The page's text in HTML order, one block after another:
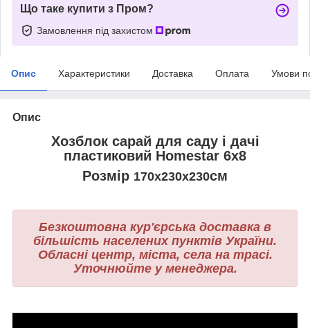
Що таке купити з Пром?
Замовлення під захистом
Опис Характеристики Доставка Оплата Умови
Опис
Хозблок сарай для саду і дачі
пластиковий Homestar 6х8
Розмір 170х230х230см
Безкоштовна кур'єрська доставка в
більшість населених пунктів України.
Обласні центр, міста, села на трасі.
Уточнюйте у менеджера.